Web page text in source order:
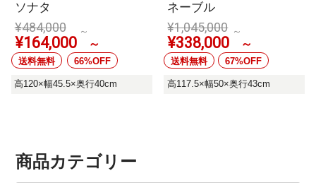
ソナタ
¥484,000
¥164,000 ～
～
送料無料 66%OFF
高120×幅45.5×奥行40cm
ネーブル
¥1,045,000
¥338,000 ～
～
送料無料 67%OFF
高117.5×幅50×奥行43cm
商品カテゴリー